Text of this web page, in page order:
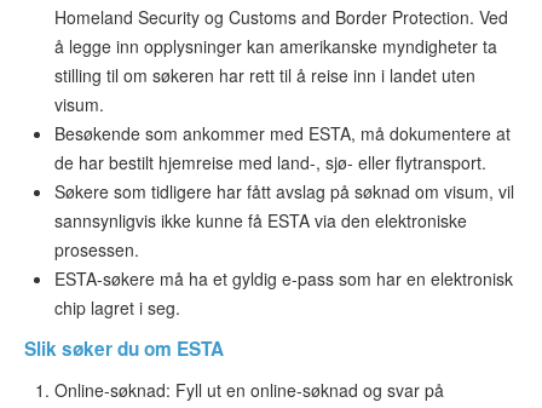
Homeland Security og Customs and Border Protection. Ved
å legge inn opplysninger kan amerikanske myndigheter ta
stilling til om søkeren har rett til å reise inn i landet uten
visum.
Besøkende som ankommer med ESTA, må dokumentere at
de har bestilt hjemreise med land-, sjø- eller flytransport.
Søkere som tidligere har fått avslag på søknad om visum, vil
sannsynligvis ikke kunne få ESTA via den elektroniske
prosessen.
ESTA-søkere må ha et gyldig e-pass som har en elektronisk
chip lagret i seg.
Slik søker du om ESTA
Online-søknad: Fyll ut en online-søknad og svar på